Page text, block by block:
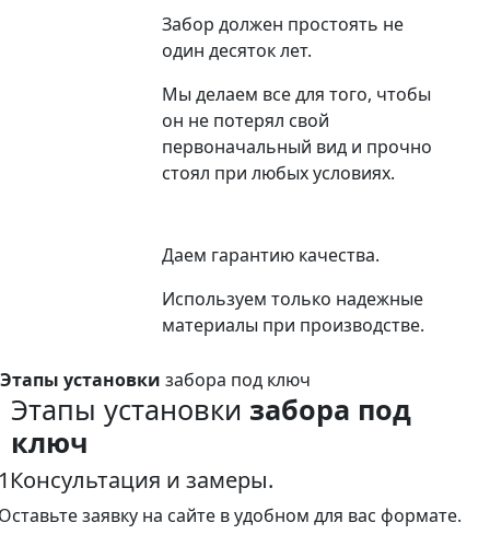
Забор должен простоять не
один десяток лет.
Мы делаем все для того, чтобы
он не потерял свой
первоначальный вид и прочно
стоял при любых условиях.
Даем гарантию качества.
Используем только надежные
материалы при производстве.
Этапы установки забора под ключ
Этапы установки забора под
ключ
Консультация и замеры.
заявку на сайте в удобном для вас формате.